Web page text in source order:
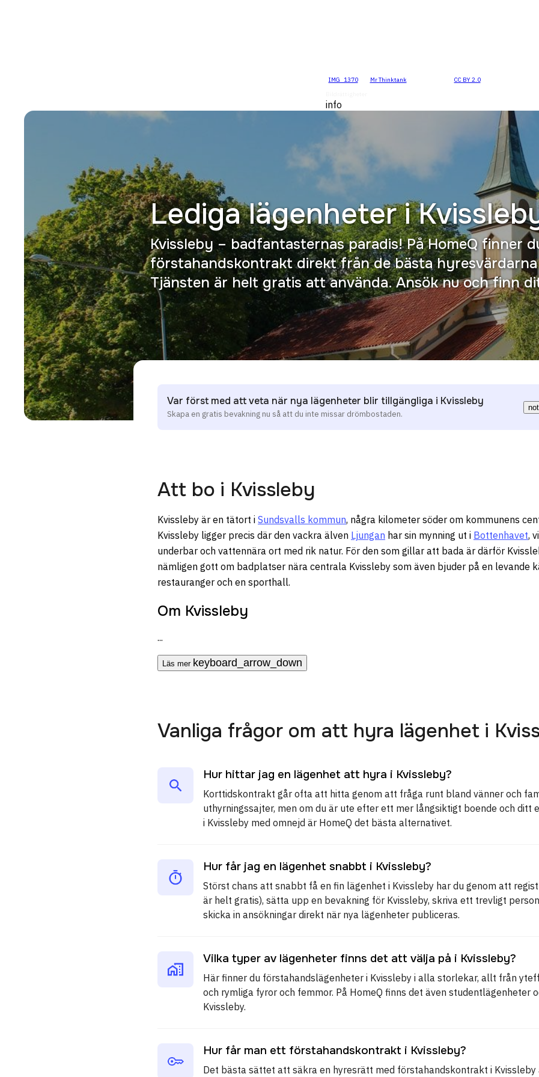
IMG_1370" by Mr Thinktankis licensed under CC BY 2.0.
info
Lediga lägenheter i
Kvissleby – badfantasternas paradis! På HomeQ finner
förstahandskontrakt direkt från de bästa hyresvärdarna
Tjänsten är helt gratis att använda. Ansök nu och finn
Var först med att veta när nya lägenheter blir tillgängliga i Kvissleby
Skapa en gratis bevakning nu så att du inte missar drömbostaden.
Att bo i Kvissleby
Kvissleby är en tätort i Sundsvalls kommun, några kilometer söder om kommunens
Kvissleby ligger precis där den vackra älven Ljungan har sin mynning ut i Bottenhavet,
underbar och vattennära ort med rik natur. För den som gillar att bada är därför
nämligen gott om badplatser nära centrala Kvissleby som även bjuder på en levande
restauranger och en sporthall.
Om Kvissleby
...
Läs mer keyboard_arrow_down
Vanliga frågor om att hyra lägenhet i
Hur hittar jag en lägenhet att hyra i Kvissleby?
Korttidskontrakt går ofta att hitta genom att fråga runt bland vänner och
uthyrningssajter, men om du är ute efter ett mer långsiktigt boende och ditt
i Kvissleby med omnejd är HomeQ det bästa alternativet.
Hur får jag en lägenhet snabbt i Kvissleby?
Störst chans att snabbt få en fin lägenhet i Kvissleby har du genom att
är helt gratis), sätta upp en bevakning för Kvissleby, skriva ett trevligt
skicka in ansökningar direkt när nya lägenheter publiceras.
Vilka typer av lägenheter finns det att välja på i Kvissleby?
Här finner du förstahandslägenheter i Kvissleby i alla storlekar, allt från
och rymliga fyror och femmor. På HomeQ finns det även studentlägenheter
Kvissleby.
Hur får man ett förstahandskontrakt i Kvissleby?
Det bästa sättet att säkra en hyresrätt med förstahandskontrakt i